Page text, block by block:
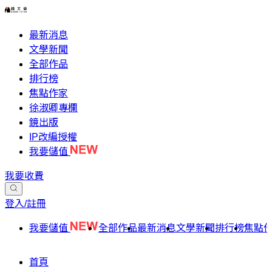
最新消息
文學新聞
全部作品
排行榜
焦點作家
徐淑卿專欄
鏡出版
IP改編授權
我要儲值
我要收費
登入/註冊
我要儲值 全部作品最新消息文學新聞排行榜焦點
首頁